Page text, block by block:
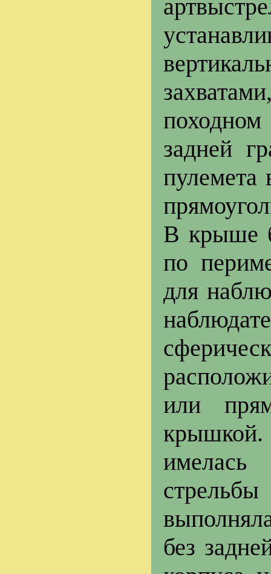
задней
пулемета
В крыше
по
для
или
имелась
без